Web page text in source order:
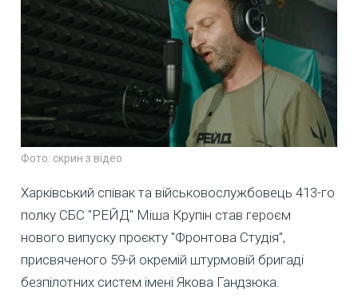
Фото: скрин з відео
Харківський співак та військовослужбовець 413-го
полку СБС "РЕЙД" Міша Крупін став героєм
нового випуску проєкту "Фронтова Студія",
присвяченого 59-й окремій штурмовій бригаді
безпілотних систем імені Якова Гандзюка.